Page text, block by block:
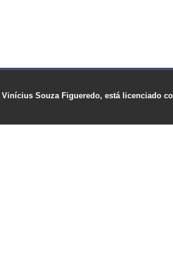
Vinícius Souza Figueredo, está licenciado